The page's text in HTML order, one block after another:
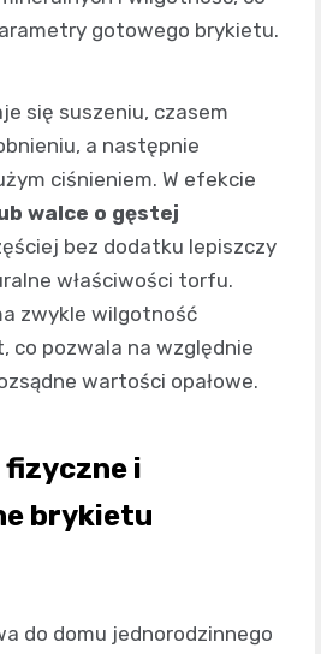
gotowego brykietu.
się suszeniu, czasem
a następnie
ciśnieniem. W efekcie
walce o gęstej
bez dodatku lepiszczy
właściwości torfu.
zwykle wilgotność
co pozwala na względnie
wartości opałowe.
fizyczne i
brykietu
do domu jednorodzinnego